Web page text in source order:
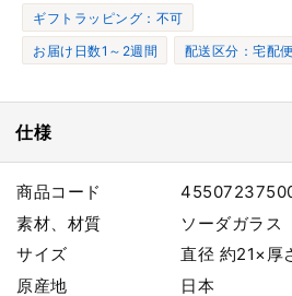
ギフトラッピング：不可
お届け日数1～2週間
配送区分：宅配
仕様
商品コード
素材、材質
ソーダガラス
サイズ
直径 約21×厚
原産地
日本